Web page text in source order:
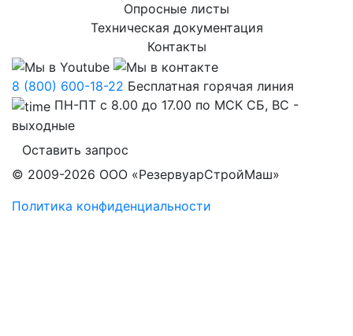
Опросные листы
Техническая документация
Контакты
8 (800) 600-18-22 Бесплатная горячая линия
ПН-ПТ с 8.00 до 17.00 по МСК СБ, ВС -
выходные
Оставить запрос
© 2009-2026 ООО «РезервуарСтройМаш»
Политика конфиденциальности